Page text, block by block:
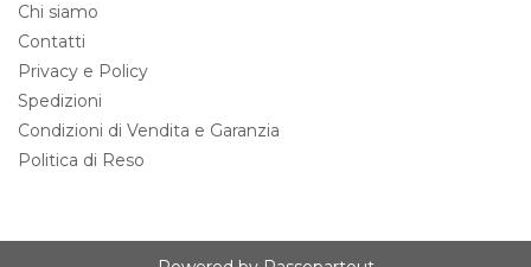
Chi siamo
Contatti
Privacy e Policy
Spedizioni
Condizioni di Vendita e Garanzia
Politica di Reso